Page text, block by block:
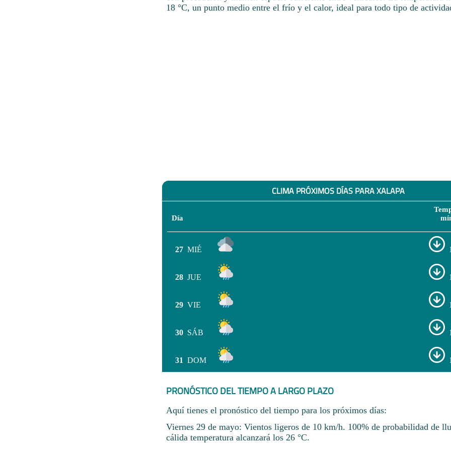
18 °C, un punto medio entre el frío y el calor, ideal para todo tipo de
CLIMA PRÓXIMOS DÍAS PARA XALAPA
Día
27 MIÉ
28 JUE
29 VIE
30 SÁB
31 DOM
PRONÓSTICO DEL TIEMPO A LARGO PLAZO
Aquí tienes el pronóstico del tiempo para los próximos días:
Viernes 29 de mayo: Vientos ligeros de 10 km/h. 100% de probabilidad de
cálida temperatura alcanzará los 26 °C.